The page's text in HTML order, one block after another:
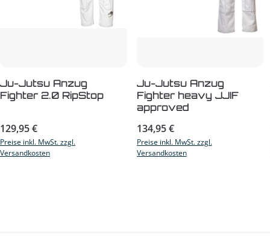
Ju-Jutsu Anzug
Fighter 2.0 RipStop
Regulärer Preis:
129,95 €
Preise inkl. MwSt. zzgl.
Versandkosten
Ju-Jutsu Anzug
Fighter heavy JJIF
approved
Regulärer Preis:
134,95 €
Preise inkl. MwSt. zzgl.
Versandkosten